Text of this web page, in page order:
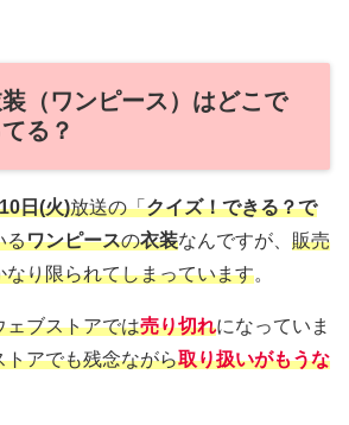
（ワンピース）はどこで
る？
日(火)放送の「クイズ！できる？で
るワンピースの衣装なんですが、 販売
なり限られてしまっています。
ェブストアでは売り切れになっていま
トアでも残念ながら取り扱いがもうな